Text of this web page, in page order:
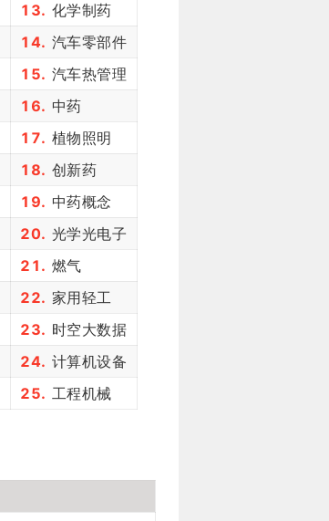
13. 化学制药
14. 汽车零部件
15. 汽车热管理
16. 中药
17. 植物照明
18. 创新药
19. 中药概念
20. 光学光电子
21. 燃气
22. 家用轻工
23. 时空大数据
24. 计算机设备
25. 工程机械